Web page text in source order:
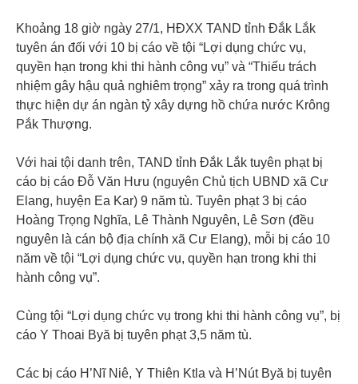
Khoảng 18 giờ ngày 27/1, HĐXX TAND tỉnh Đắk Lắk
tuyên án đối với 10 bị cáo về tội “Lợi dụng chức vụ,
quyền hạn trong khi thi hành công vụ” và “Thiếu trách
nhiệm gây hậu quả nghiêm trọng” xảy ra trong quá trình
thực hiện dự án ngàn tỷ xây dựng hồ chứa nước Krông
Pắk Thượng.
Với hai tội danh trên, TAND tỉnh Đắk Lắk tuyên phạt bị
cáo bị cáo Đỗ Văn Hưu (nguyên Chủ tịch UBND xã Cư
Elang, huyện Ea Kar) 9 năm tù. Tuyên phạt 3 bị cáo
Hoàng Trọng Nghĩa, Lê Thành Nguyên, Lê Sơn (đều
nguyên là cán bộ địa chính xã Cư Elang), mỗi bị cáo 10
năm về tội “Lợi dụng chức vụ, quyền hạn trong khi thi
hành công vụ”.
Cùng tội “Lợi dụng chức vụ trong khi thi hành công vụ”, bị
cáo Y Thoai Byă bị tuyên phạt 3,5 năm tù.
Các bị cáo H’Nĩ Niê, Y Thiên Ktla và H’Nút Byă bị tuyên